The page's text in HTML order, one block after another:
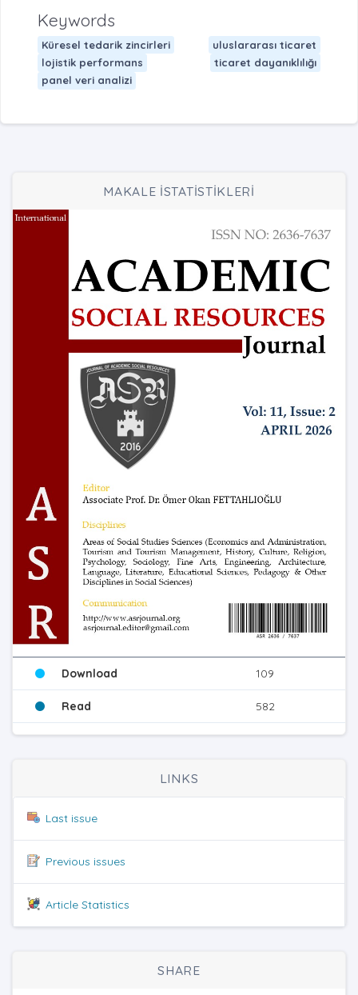
Keywords
Küresel tedarik zincirleri
uluslararası ticaret
lojistik performans
ticaret dayanıklılığı
panel veri analizi
MAKALE İSTATİSTİKLERİ
Download 109
Read 582
LINKS
Last issue
Previous issues
Article Statistics
SHARE